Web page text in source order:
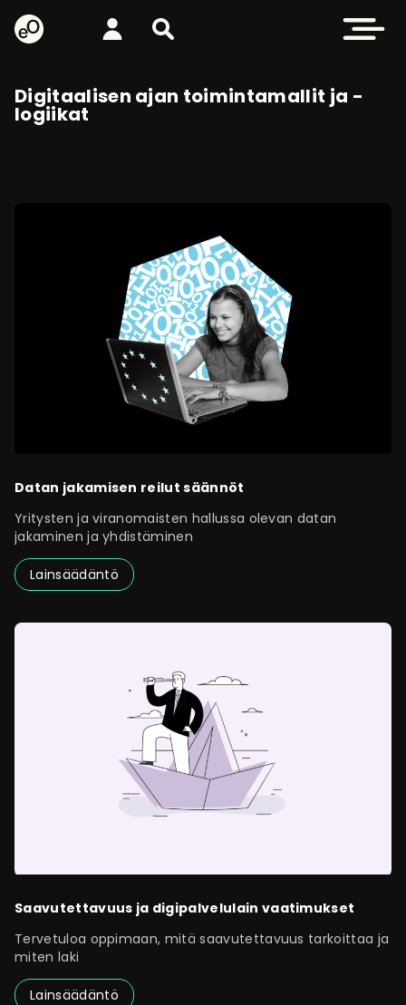
eOppiva - Etusivulle
Kirjaudu Etsi sivustolta Avaa
Digitaalisen ajan toimintamallit ja -
logiikat
Datan jakamisen reilut säännöt
Yritysten ja viranomaisten hallussa olevan datan
jakaminen ja yhdistäminen
Lainsäädäntö
Saavutettavuus ja digipalvelulain vaatimukset
Tervetuloa oppimaan, mitä saavutettavuus tarkoittaa ja
miten laki
Lainsäädäntö